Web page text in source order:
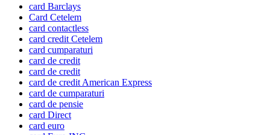
card Barclays
Card Cetelem
card contactless
card credit Cetelem
card cumparaturi
card de credit
card de credit
card de credit American Express
card de cumparaturi
card de pensie
card Direct
card euro